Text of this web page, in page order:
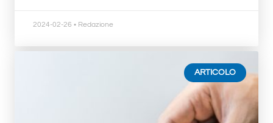
2024-02-26 • Redazione
ARTICOLO